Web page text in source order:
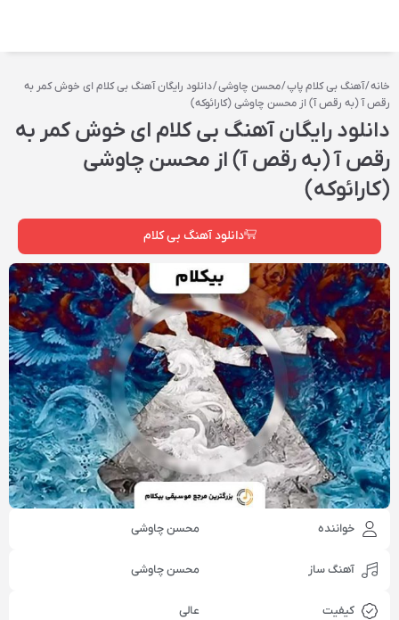
خانه/آهنگ بی کلام پاپ/محسن چاوشی/ دانلود رایگان آهنگ بی کلام ای خوش کمر به
رقص آ (به رقص آ) از محسن چاوشی (کارائوکه)
دانلود رایگان آهنگ بی کلام ای خوش کمر به
رقص آ (به رقص آ) از محسن چاوشی
(کارائوکه)
دانلود آهنگ بی کلام
خواننده محسن چاوشی
آهنگ ساز محسن چاوشی
کیفیت عالی